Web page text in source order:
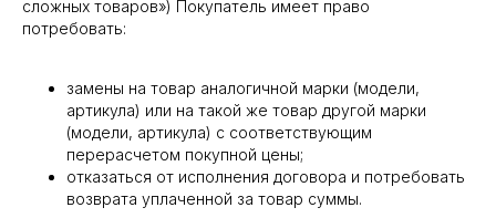
сложных товаров») Покупатель имеет право
потребовать:
замены на товар аналогичной марки (модели,
артикула) или на такой же товар другой марки
(модели, артикула) с соответствующим
перерасчетом покупной цены;
отказаться от исполнения договора и потребовать
возврата уплаченной за товар суммы.